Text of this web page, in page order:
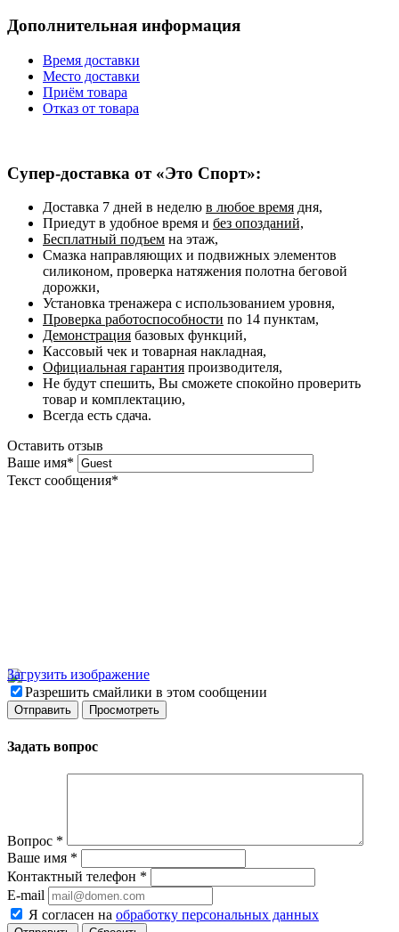
Дополнительная информация
Время доставки
Место доставки
Приём товара
Отказ от товара
Супер-доставка от «Это Спорт»:
Доставка 7 дней в неделю в любое время дня,
Приедут в удобное время и без опозданий,
Бесплатный подъем на этаж,
Смазка направляющих и подвижных элементов
силиконом, проверка натяжения полотна беговой
дорожки,
Установка тренажера с использованием уровня,
Проверка работоспособности по 14 пунктам,
Демонстрация базовых функций,
Кассовый чек и товарная накладная,
Официальная гарантия производителя,
Не будут спешить, Вы сможете спокойно проверить
товар и комплектацию,
Всегда есть сдача.
Оставить отзыв
Ваше имя*
Текст сообщения*
Загрузить изображение
Разрешить смайлики в этом сообщении
Задать вопрос
Вопрос *
Ваше имя *
Контактный телефон *
E-mail
Я согласен на обработку персональных данных